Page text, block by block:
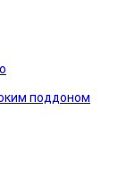
поддоном